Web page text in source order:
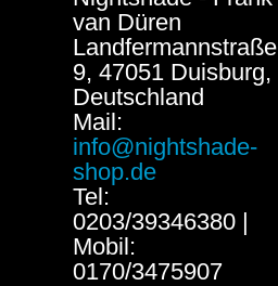
van Düren
Landfermannstraße
9, 47051 Duisburg,
Deutschland
Mail:
info@nightshade-
shop.de
Tel:
0203/39346380 |
Mobil:
0170/3475907